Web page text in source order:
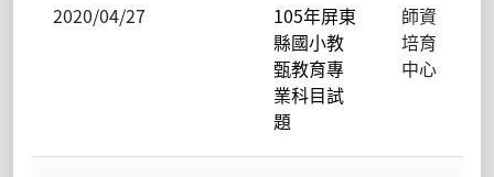
2020/04/27
105年屏東
縣國小教
甄教育專
業科目試
題
師資
培育
中心